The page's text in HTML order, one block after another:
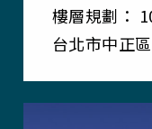
樓層規劃：
台北市中正